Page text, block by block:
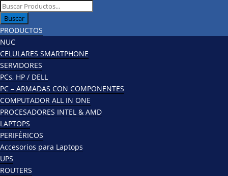
Búsqueda
de
productos
Buscar
PRODUCTOS
NUC
CELULARES SMARTPHONE
SERVIDORES
PCs, HP / DELL
PC – ARMADAS CON COMPONENTES
COMPUTADOR ALL IN ONE
PROCESADORES INTEL & AMD
LAPTOPS
PERIFÉRICOS
Accesorios para Laptops
UPS
ROUTERS